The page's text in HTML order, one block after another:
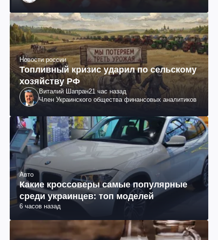
Новости россии
Топливный кризис ударил по сельскому
хозяйству РФ
Виталий Шапран21 час назад
Член Украинского общества финансовых аналитиков
Авто
Какие кроссоверы самые популярные
среди украинцев: топ моделей
6 часов назад